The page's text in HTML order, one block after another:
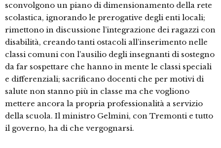
sconvolgono un piano di dimensionamento della rete
scolastica, ignorando le prerogative degli enti locali;
rimettono in discussione l’integrazione dei ragazzi con
disabilità, creando tanti ostacoli all’inserimento nelle
classi comuni con l’ausilio degli insegnanti di sostegno
da far sospettare che hanno in mente le classi speciali
e differenziali; sacrificano docenti che per motivi di
salute non stanno più in classe ma che vogliono
mettere ancora la propria professionalità a servizio
della scuola. Il ministro Gelmini, con Tremonti e tutto
il governo, ha di che vergognarsi.